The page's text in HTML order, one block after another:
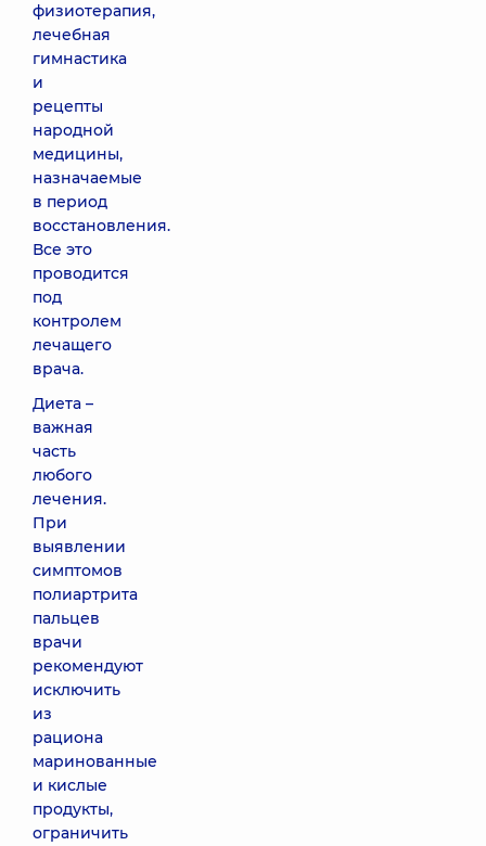
физиотерапия,
лечебная
гимнастика
и
рецепты
народной
медицины,
назначаемые
в период
восстановления.
Все это
проводится
под
контролем
лечащего
врача.
Диета –
важная
часть
любого
лечения.
При
выявлении
симптомов
полиартрита
пальцев
врачи
рекомендуют
исключить
из
рациона
маринованные
и кислые
продукты,
ограничить